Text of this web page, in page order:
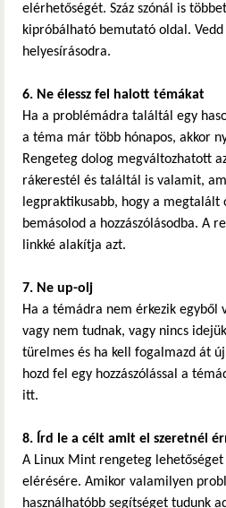
elérhetőségét. Száz szónál is
kipróbálható bemutató oldal.
helyesírásodra.
6. Ne élessz fel halott témákat
Ha a problémádra találtál egy
a téma már több hónapos, akkor
Rengeteg dolog megváltozhatott
rákerestél és találtál is valamit,
legpraktikusabb, hogy a
bemásolod a hozzászólásodba. A
linkké alakítja azt.
7. Ne up-olj
Ha a témádra nem érkezik egyből
vagy nem tudnak, vagy nincs
türelmes és ha kell fogalmazd át
hozd fel egy hozzászólással a
itt.
8. Írd le a célt amit el szeretnél
A Linux Mint rengeteg
elérésére. Amikor valamilyen
használhatóbb segítséget tudunk